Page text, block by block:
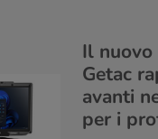
Il
Getac
avanti
per i